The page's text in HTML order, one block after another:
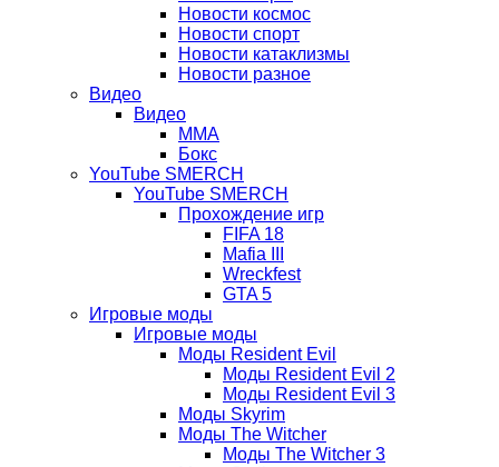
Новости космос
Новости спорт
Новости катаклизмы
Новости разное
Видео
Видео
ММА
Бокс
YouTube SMERCH
YouTube SMERCH
Прохождение игр
FIFA 18
Mafia III
Wreckfest
GTA 5
Игровые моды
Игровые моды
Моды Resident Evil
Моды Resident Evil 2
Моды Resident Evil 3
Моды Skyrim
Моды The Witcher
Моды The Witcher 3